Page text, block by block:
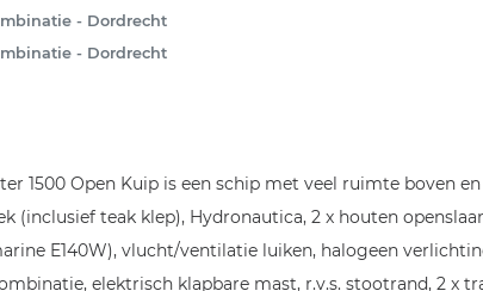
- Dordrecht
- Dordrecht
1500 Open Kuip is een schip met veel ruimte boven
(inclusief teak klep), Hydronautica, 2 x houten
E140W), vlucht/ventilatie luiken, halogeen
elektrisch klapbare mast, r.v.s. stootrand, 2